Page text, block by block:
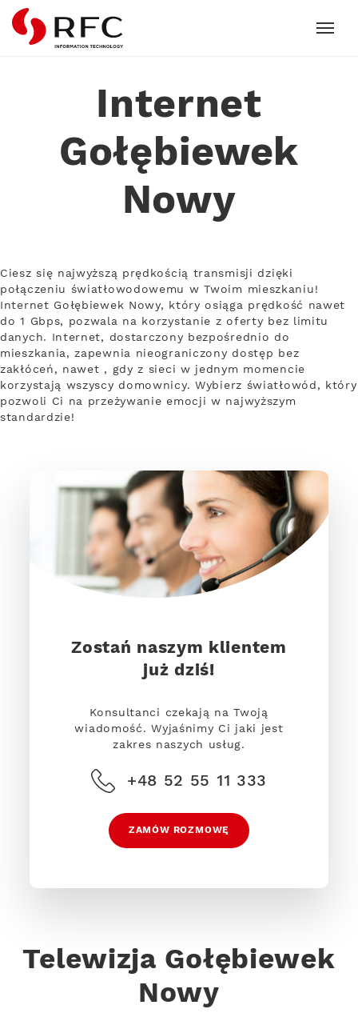
RFC
Internet
Gołębiewek
Nowy
Ciesz się najwyższą prędkością transmisji dzięki
połączeniu światłowodowemu w Twoim mieszkaniu!
Internet Gołębiewek Nowy, który osiąga prędkość nawet
do 1 Gbps, pozwala na korzystanie z oferty bez limitu
danych. Internet, dostarczony bezpośrednio do
mieszkania, zapewnia nieograniczony dostęp bez
zakłóceń, nawet , gdy z sieci w jednym momencie
korzystają wszyscy domownicy. Wybierz światłowód, który
pozwoli Ci na przeżywanie emocji w najwyższym
standardzie!
Zostań naszym klientem
już dziś!
Konsultanci czekają na Twoją
wiadomość. Wyjaśnimy Ci jaki jest
zakres naszych usług.
+48 52 55 11 333
ZAMÓW ROZMOWĘ
Telewizja Gołębiewek
Nowy